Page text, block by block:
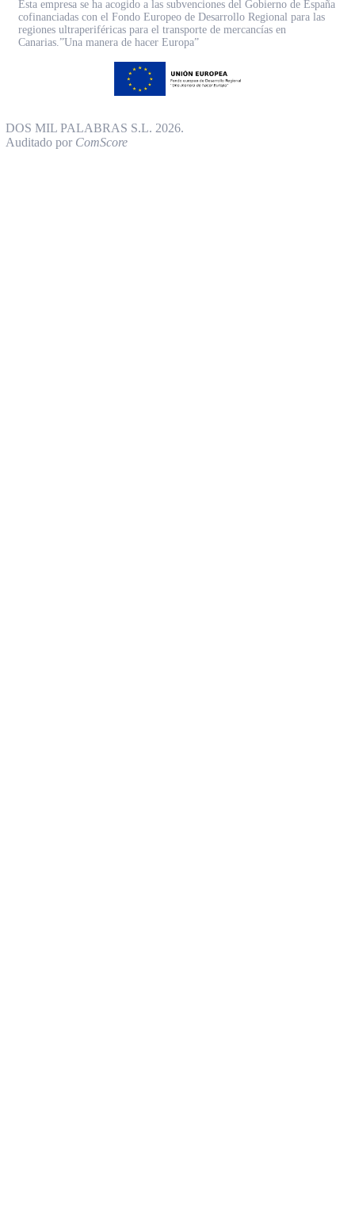
Esta empresa se ha acogido a las subvenciones del Gobierno de España
cofinanciadas con el Fondo Europeo de Desarrollo Regional para las
regiones ultraperiféricas para el transporte de mercancías en
Canarias.”Una manera de hacer Europa”
DOS MIL PALABRAS S.L. 2026.
Auditado por ComScore